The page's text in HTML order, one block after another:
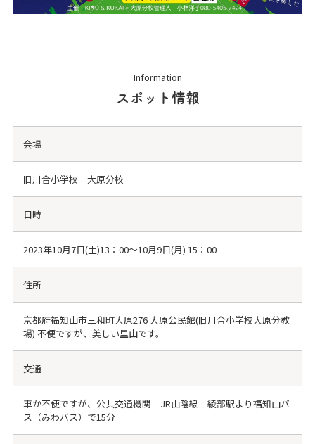
Information
スポット情報
会場
旧川合小学校 大原分校
日時
2023年10月7日(土)13：00～10月9日(月) 15：00
住所
京都府福知山市三和町大原276 大原公民館(旧川合小学校大原分教
場) 不便ですが、美しい里山です。
交通
車か不便ですが、公共交通機関 JR山陰線 綾部駅より福知山バ
ス（みわバス）で15分